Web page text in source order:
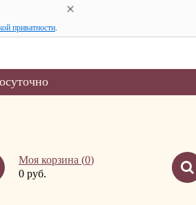
приватности.
Моя корзина (0)
0 руб.